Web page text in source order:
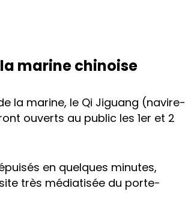
marine chinoise
la marine, le Qi Jiguang (navire-
ouverts au public les 1er et 2
en quelques minutes,
très médiatisée du porte-